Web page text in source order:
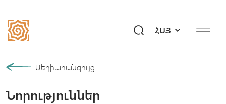
ՀԱՅ
Մեր պատմությունը
Համայնք
Մեդիահանգույց
Նորություններ